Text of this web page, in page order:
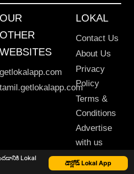
Lokal
డౌన్లోడ్ Lokal App
OUR
OTHER
WEBSITES
getlokalapp.com
tamil.getlokalapp.com
LOKAL
Contact Us
About Us
Privacy
Policy
Terms &
Conditions
Advertise
with us
Sitemap
transmitted, rewritten or redistributed. © 2020 Lokal App. All rights reserved.